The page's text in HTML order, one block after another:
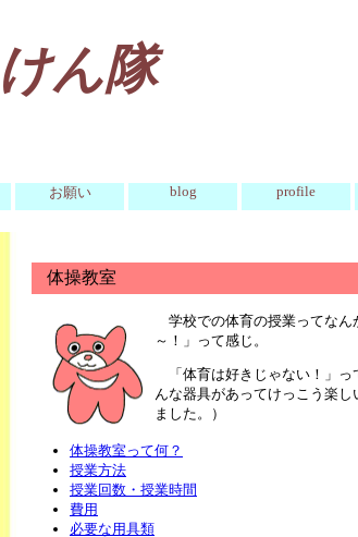
ん隊
お願い blog profile
体操教室
学校での体育の授業ってな
～！」って感じ。
「体育は好きじゃない！」
んな器具があってけっこう楽
ました。）
体操教室って何？
授業方法
授業回数・授業時間
費用
必要な用具類